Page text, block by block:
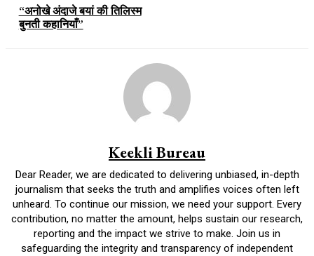
“अनोखे अंदाजे बयां की तिलिस्म
बुनती कहानियाँ”
Keekli Bureau
Dear Reader, we are dedicated to delivering unbiased, in-depth
journalism that seeks the truth and amplifies voices often left
unheard. To continue our mission, we need your support. Every
contribution, no matter the amount, helps sustain our research,
reporting and the impact we strive to make. Join us in
safeguarding the integrity and transparency of independent